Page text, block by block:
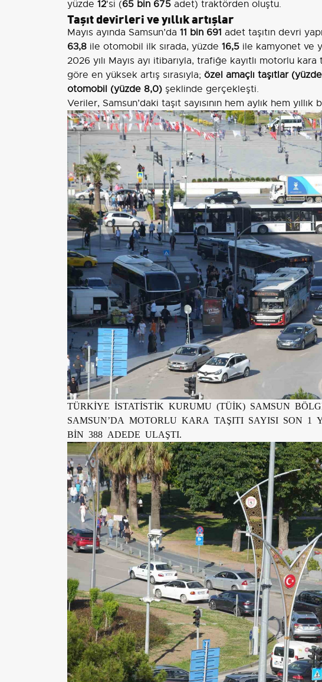
yüzde 12'si (65 bin 675 adet) traktörden oluştu.
Taşıt devirleri ve yıllık artışlar
Mayıs ayında Samsun’da 11 bin 691 adet taşıtın devri
63,8 ile otomobil ilk sırada, yüzde 16,5 ile kamyonet ve
2026 yılı Mayıs ayı itibarıyla, trafiğe kayıtlı motorlu kara
göre en yüksek artış sırasıyla; özel amaçlı taşıtlar
otomobil (yüzde 8,0) şeklinde gerçekleşti.
Veriler, Samsun’daki taşıt sayısının hem aylık hem
TÜRKİYE İSTATİSTİK KURUMU (TÜİK) SAMSUN
SAMSUN’DA MOTORLU KARA TAŞITI SAYISI SON
BİN 388 ADEDE ULAŞTI.